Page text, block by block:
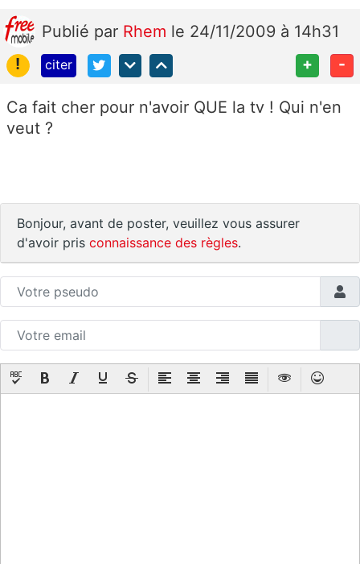
Publié par Rhem le 24/11/2009 à 14h31
!
citer + -
Ca fait cher pour n'avoir QUE la tv ! Qui n'en
veut ?
Bonjour, avant de poster, veuillez vous assurer
d'avoir pris connaissance des règles.